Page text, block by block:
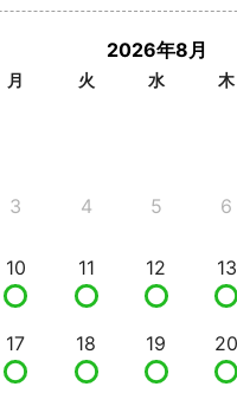
2026年8月
月 火 水 木
3 4 5 6
10 11 12 13
17 18 19 20